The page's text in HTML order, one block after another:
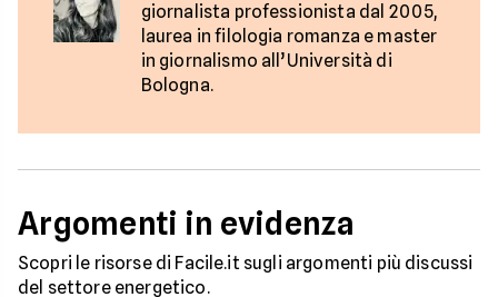
giornalista professionista dal 2005,
laurea in filologia romanza e master
in giornalismo all’Università di
Bologna.
Argomenti in evidenza
Scopri le risorse di Facile.it sugli argomenti più discussi
del settore energetico.